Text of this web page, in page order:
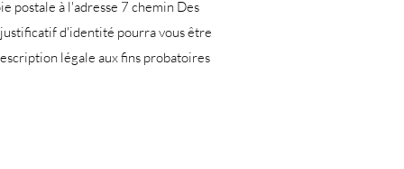
postale à l'adresse 7 chemin Des
justificatif d'identité pourra vous être
légale aux fins probatoires